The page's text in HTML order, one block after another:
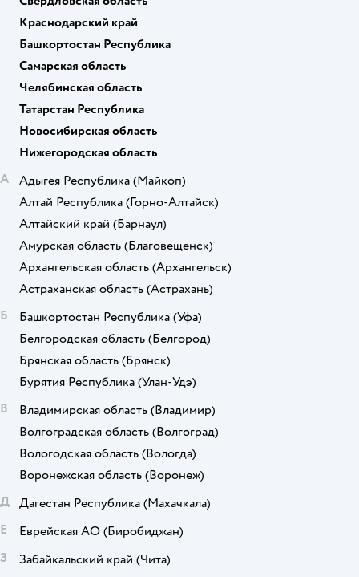
Краснодарский край
Башкортостан Республика
Самарская область
Челябинская область
Татарстан Республика
Новосибирская область
Нижегородская область
А
Адыгея Республика (Майкоп)
Алтай Республика (Горно-Алтайск)
Алтайский край (Барнаул)
Амурская область (Благовещенск)
Архангельская область (Архангельск)
Астраханская область (Астрахань)
Б
Башкортостан Республика (Уфа)
Белгородская область (Белгород)
Брянская область (Брянск)
Бурятия Республика (Улан-Удэ)
В
Владимирская область (Владимир)
Волгоградская область (Волгоград)
Вологодская область (Вологда)
Воронежская область (Воронеж)
Д Дагестан Республика (Махачкала)
Е
Еврейская АО (Биробиджан)
З
Забайкальский край (Чита)